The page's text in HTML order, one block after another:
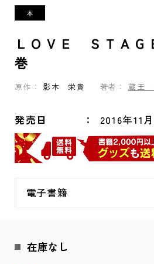
ＬＯＶＥ ＳＴＡ
巻
原作： 影木 栄貴 著者： 蔵王
発売日 2016年11
電子書籍
在庫なし